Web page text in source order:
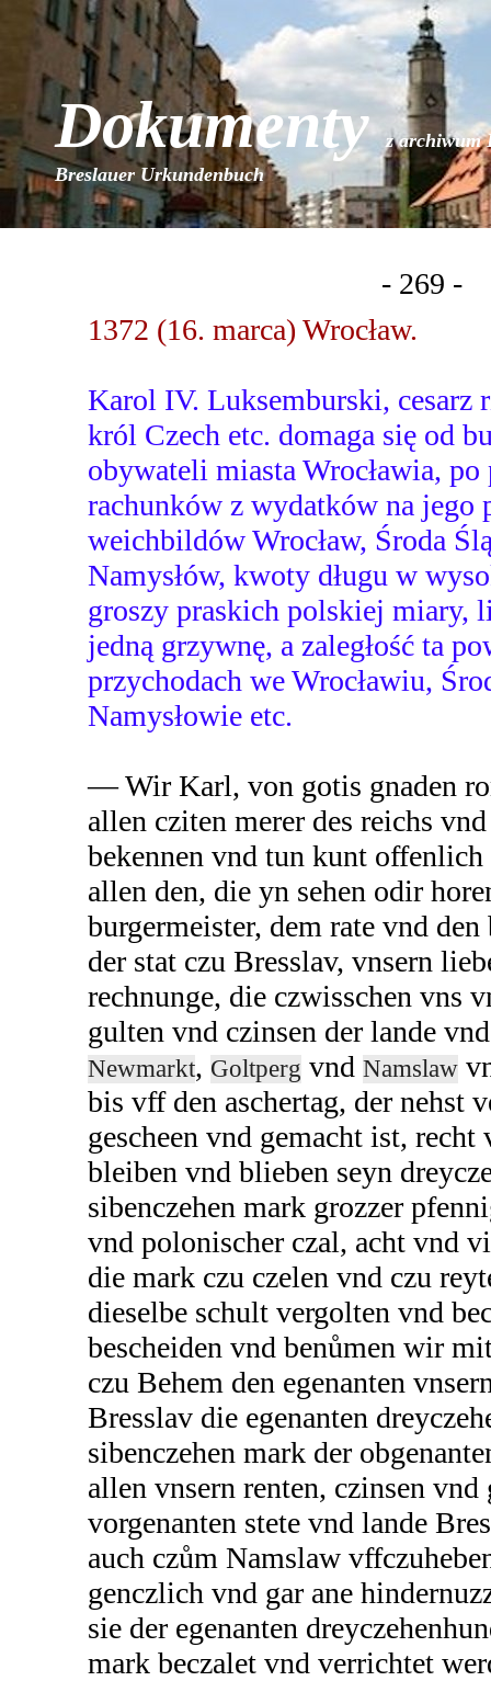
Dokumentyz archiwum
Breslauer Urkundenbuch
- 269 -
1372 (16. marca) Wrocław.
Karol IV. Luksemburski, cesarz
król Czech etc. domaga się od
obywateli miasta Wrocławia, po
rachunków z wydatków na jego
weichbildów Wrocław, Środa
Namysłów, kwoty długu w
groszy praskich polskiej miary,
jedną grzywnę, a zaległość ta
przychodach we Wrocławiu,
Namysłowie etc.
— Wir Karl, von gotis gnaden
allen cziten merer des reichs
bekennen vnd tun kunt
allen den, die yn sehen odir
burgermeister, dem rate vnd
der stat czu Bresslav, vnsern
rechnunge, die czwisschen vns
gulten vnd czinsen der lande
Newmarkt, Goltperg vnd Namslaw
bis vff den aschertag, der nehst
gescheen vnd gemacht ist,
bleiben vnd blieben seyn
sibenczehen mark grozzer
vnd polonischer czal, acht vnd
die mark czu czelen vnd czu
dieselbe schult vergolten vnd
bescheiden vnd benůmen wir
czu Behem den egenanten
Bresslav die egenanten
sibenczehen mark der
allen vnsern renten, czinsen vnd
vorgenanten stete vnd lande
auch czům Namslaw
genczlich vnd gar ane
sie der egenanten
mark beczalet vnd verrichtet